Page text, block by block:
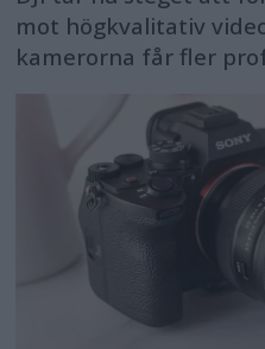
mot högkvalitativ
kamerorna får fler